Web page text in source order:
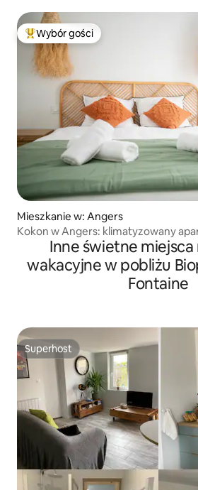
Najpopularniejsze z kategorii Wybór
Wybór gości
Mieszkanie w: Angers
Kokon w Angers: klimatyzowany
Inne świetne
wakacyjne w pobliżu
Fontaine
Superhost
Superhost